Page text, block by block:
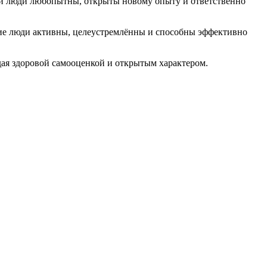
люди активны, целеустремлённы и способны эффективно
здоровой самооценкой и открытым характером.